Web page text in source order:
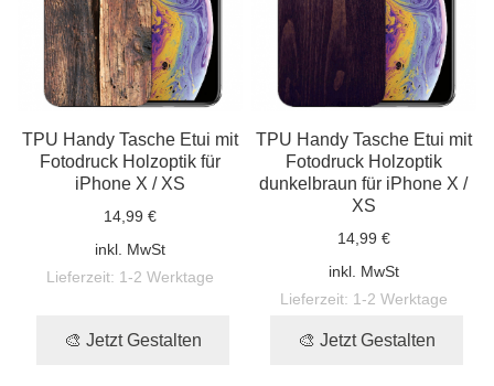
TPU Handy Tasche Etui mit
Fotodruck Holzoptik für
iPhone X / XS
14,99 €
inkl. MwSt
Lieferzeit: 1-2 Werktage
🎨 Jetzt Gestalten
TPU Handy Tasche Etui mit
Fotodruck Holzoptik
dunkelbraun für iPhone X /
XS
14,99 €
inkl. MwSt
Lieferzeit: 1-2 Werktage
🎨 Jetzt Gestalten